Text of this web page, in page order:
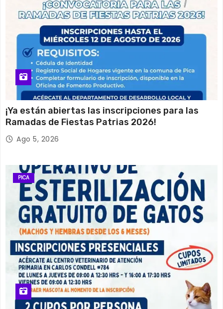
¡Ya están abiertas las inscripciones para las
Ramadas de Fiestas Patrias 2026!
Ago 5, 2026
PICA